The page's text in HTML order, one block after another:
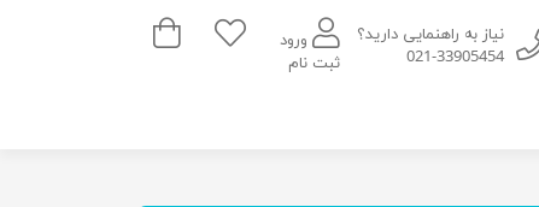
نیاز به راهنمایی دارید؟
021-33905454
ورود
ثبت نام
سبد خرید